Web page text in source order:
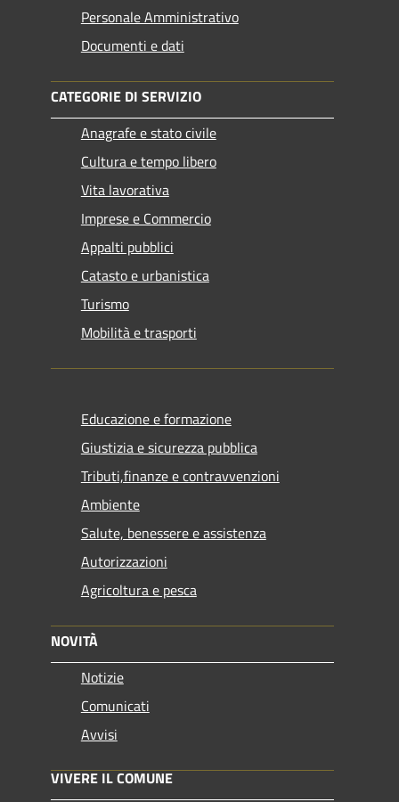
Personale Amministrativo
Documenti e dati
CATEGORIE DI SERVIZIO
Anagrafe e stato civile
Cultura e tempo libero
Vita lavorativa
Imprese e Commercio
Appalti pubblici
Catasto e urbanistica
Turismo
Mobilità e trasporti
Educazione e formazione
Giustizia e sicurezza pubblica
Tributi,finanze e contravvenzioni
Ambiente
Salute, benessere e assistenza
Autorizzazioni
Agricoltura e pesca
NOVITÀ
Notizie
Comunicati
Avvisi
VIVERE IL COMUNE